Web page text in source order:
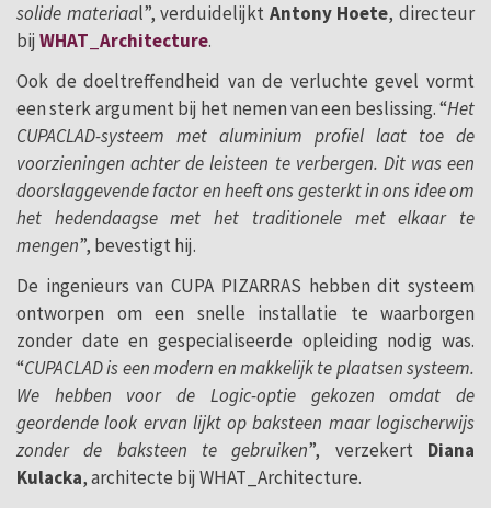
solide materiaal”, verduidelijkt Antony Hoete, directeur
bij WHAT_Architecture.
Ook de doeltreffendheid van de verluchte gevel vormt
een sterk argument bij het nemen van een beslissing. “Het
CUPACLAD-systeem met aluminium profiel laat toe de
voorzieningen achter de leisteen te verbergen. Dit was een
doorslaggevende factor en heeft ons gesterkt in ons idee om
het hedendaagse met het traditionele met elkaar te
mengen”, bevestigt hij.
De ingenieurs van CUPA PIZARRAS hebben dit systeem
ontworpen om een snelle installatie te waarborgen
zonder date en gespecialiseerde opleiding nodig was.
“CUPACLAD is een modern en makkelijk te plaatsen systeem.
We hebben voor de Logic-optie gekozen omdat de
geordende look ervan lijkt op baksteen maar logischerwijs
zonder de baksteen te gebruiken”, verzekert Diana
Kulacka, architecte bij WHAT_Architecture.